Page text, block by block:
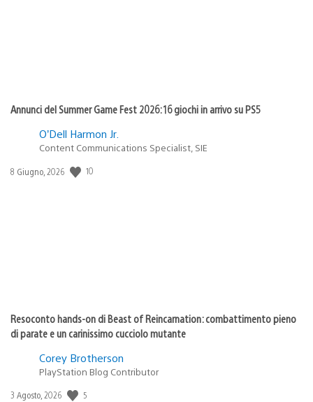
Annunci del Summer Game Fest 2026: 16 giochi in arrivo su PS5
O’Dell Harmon Jr.
Content Communications Specialist, SIE
Data
8 Giugno, 2026 10
Resoconto hands-on di Beast of Reincarnation: combattimento pieno
di parate e un carinissimo cucciolo mutante
Corey Brotherson
PlayStation Blog Contributor
Data
3 Agosto, 2026 5